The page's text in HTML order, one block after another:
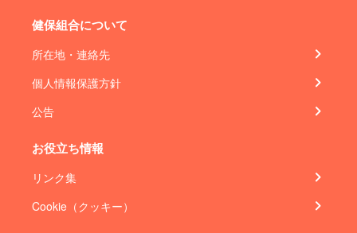
健保組合について
所在地・連絡先
個人情報保護方針
公告
お役立ち情報
リンク集
Cookie（クッキー）